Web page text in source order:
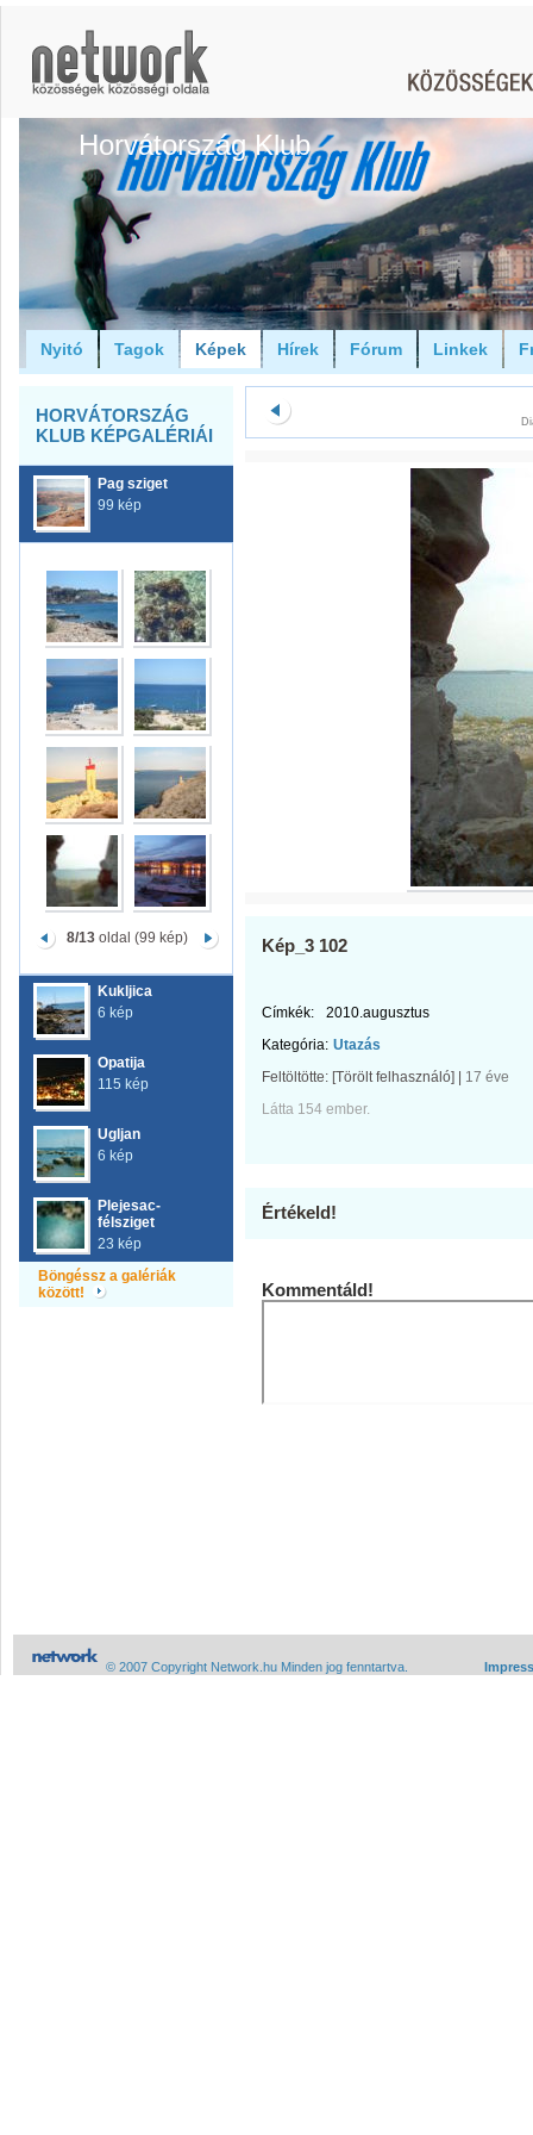
Horvátország Klub
Nyitó Tagok Képek Hírek Fórum Linkek
HORVÁTORSZÁG
KLUB KÉPGALÉRIÁI
Pag sziget
99 kép
8/13 oldal (99 kép)
Kukljica
6 kép
Opatija
115 kép
Ugljan
6 kép
Plejesac-
félsziget
23 kép
Böngéssz a galériák
között!
Kép_3 102
Címkék:
2010.augusztus
Kategória: Utazás
Feltöltötte: [Törölt felhasználó]
17 éve
Látta 154 ember.
Értékeld!
Kommentáld!
© 2007 Copyright Network.hu Minden jog fenntartva.